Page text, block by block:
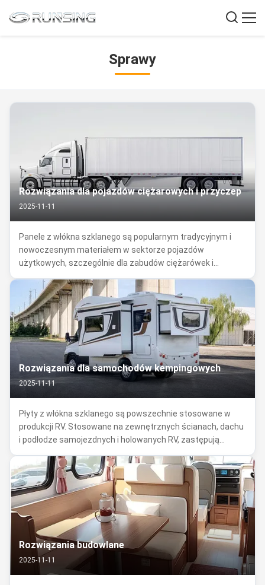
Sprawy
Rozwiązania dla pojazdów ciężarowych i przyczep
2025-11-11
Panele z włókna szklanego są popularnym tradycyjnym i
nowoczesnym materiałem w sektorze pojazdów
użytkowych, szczególnie dla zabudów ciężarówek i
panele dachowe i panele przednie, zastępując
konwencjonalne panele stalowe, aluminiowe lub drewniane.
...
Rozwiązania dla samochodów kempingowych
2025-11-11
Płyty z włókna szklanego są powszechnie stosowane w
produkcji RV. Stosowane na zewnętrznych ścianach, dachu
i podłodze samojezdnych i holowanych RV, zastępują
popularność wynika z nieruchomości, które spełniają
potrzeby RV:- Nie. Lekkie: Połowa ...
Rozwiązania budowlane
2025-11-11